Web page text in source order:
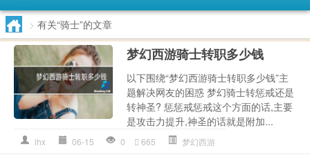
> 有关“骑士”的文章
梦幻西游骑士转职多少钱
以下围绕“梦幻西游骑士转职多少钱”主
题解决网友的困惑 梦幻骑士转惩戒还是
转神圣? 惩惩戒惩戒这个方面的话,主要
是攻击力提升,神圣的话就是附加...
lhx 06-15 0 665 梦幻西游